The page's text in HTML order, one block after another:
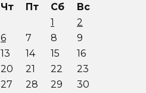
Чт Пт Сб
Вс
1
2
6 7 8
9
13 14 15
16
20 21 22
23
27 28 29
30